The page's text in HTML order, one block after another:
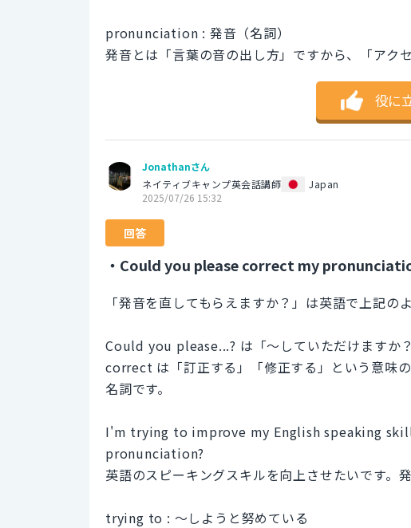
pronunciation : 発音（名詞）
発音とは「言葉の音の出し方」ですから、「アク
役に
Jonathanさん
ネイティブキャンプ英会話講師
Japan
2025/07/26 15:32
回答
・Could you please correct my
「発音を直してもらえますか？」は英語で上記の
Could you please...? は「〜していただけますか
correct は「訂正する」「修正する」という意味
名詞です。
I'm trying to improve my English speaking
pronunciation?
英語のスピーキングスキルを向上させたいです。
trying to : 〜しようと努めている